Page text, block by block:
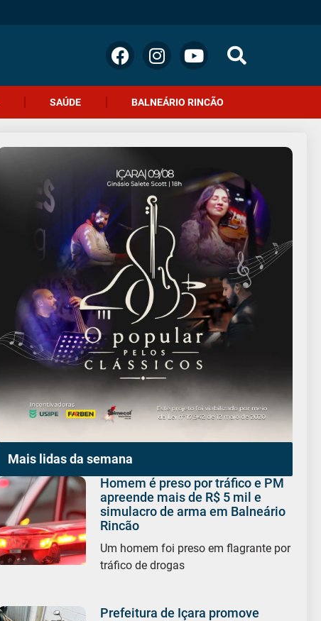
SAÚDE BALNEÁRIO RINCÃO
Mais lidas da semana
Homem é preso por tráfico e PM
apreende mais de R$ 5 mil e
simulacro de arma em Balneário
Rincão
Um homem foi preso em flagrante por
tráfico de drogas
Prefeitura de Içara promove